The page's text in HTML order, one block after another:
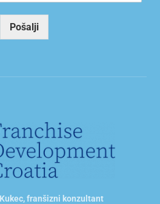
Pošalji
franšizni konzultant